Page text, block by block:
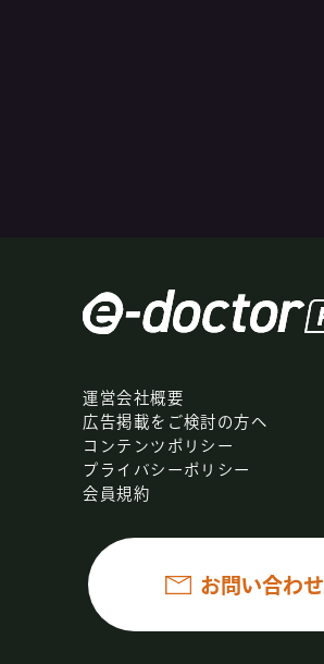
運営会社概要
広告掲載をご検討の方へ
コンテンツポリシー
プライバシーポリシー
会員規約
お問い合わせ